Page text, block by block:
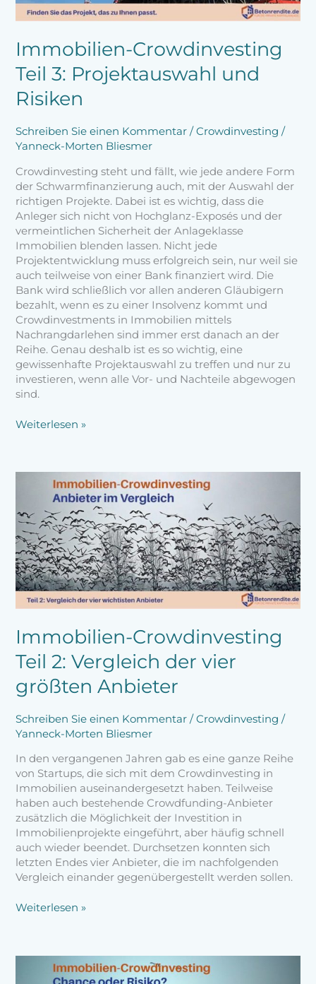
Immobilien-Crowdinvesting
Teil 3: Projektauswahl und
Risiken
Schreiben Sie einen Kommentar /Crowdinvesting /
Yanneck-Morten Bliesmer
Crowdinvesting steht und fällt, wie jede andere Form
der Schwarmfinanzierung auch, mit der Auswahl der
richtigen Projekte. Dabei ist es wichtig, dass die
Anleger sich nicht von Hochglanz-Exposés und der
vermeintlichen Sicherheit der Anlageklasse
Immobilien blenden lassen. Nicht jede
Projektentwicklung muss erfolgreich sein, nur weil sie
auch teilweise von einer Bank finanziert wird. Die
Bank wird schließlich vor allen anderen Gläubigern
bezahlt, wenn es zu einer Insolvenz kommt und
Crowdinvestments in Immobilien mittels
Nachrangdarlehen sind immer erst danach an der
Reihe. Genau deshalb ist es so wichtig, eine
gewissenhafte Projektauswahl zu treffen und nur zu
investieren, wenn alle Vor- und Nachteile abgewogen
sind.
Weiterlesen »
Immobilien-Crowdinvesting
Teil 2: Vergleich der vier
größten Anbieter
Schreiben Sie einen Kommentar /Crowdinvesting /
Yanneck-Morten Bliesmer
In den vergangenen Jahren gab es eine ganze Reihe
von Startups, die sich mit dem Crowdinvesting in
Immobilien auseinandergesetzt haben. Teilweise
haben auch bestehende Crowdfunding-Anbieter
zusätzlich die Möglichkeit der Investition in
Immobilienprojekte eingeführt, aber häufig schnell
auch wieder beendet. Durchsetzen konnten sich
letzten Endes vier Anbieter, die im nachfolgenden
Vergleich einander gegenübergestellt werden sollen.
Immobilien-
Crowdinvesting
2:
Vergleich
der
vier
größten
Anbieter
Weiterlesen »
Immobilien-
Crowdinvesting